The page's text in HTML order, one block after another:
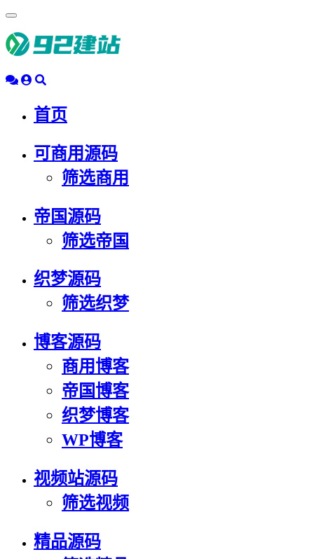
动
导
首页
可商用源码
筛选商用
帝国源码
筛选帝国
织梦源码
筛选织梦
博客源码
商用博客
帝国博客
织梦博客
WP博客
视频站源码
筛选视频
精品源码